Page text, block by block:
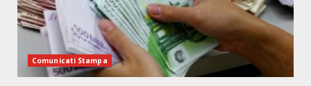
Comunicati Stampa